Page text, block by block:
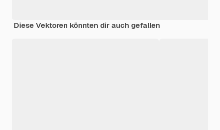
Diese Vektoren könnten dir auch gefallen